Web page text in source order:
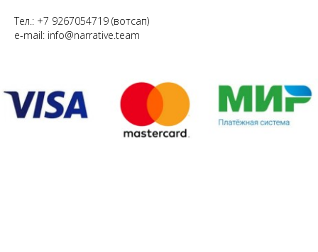
Тел.: +7 9267054719 (вотсап)
e-mail: info@narrative.team